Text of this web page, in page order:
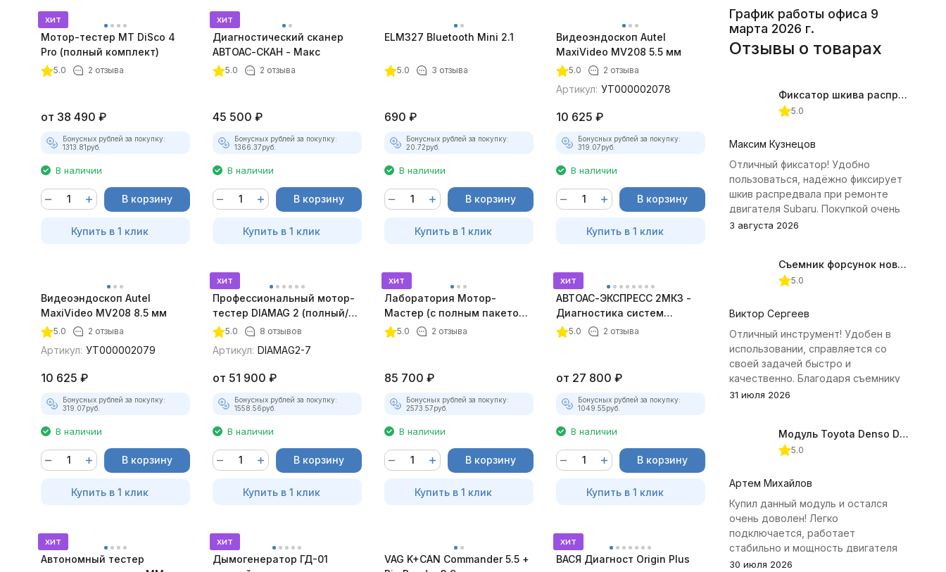
покупателей
хит
Мотор-тестер MT DiSco 4
Pro (полный комплект)
5.0 2 отзыва
от 38 490 ₽
Бонусных рублей за покупку:
1313.81руб.
В наличии
В корзину
Купить в 1 клик
хит
Диагностический сканер
АВТОАС-СКАН - Макс
5.0 2 отзыва
45 500 ₽
Бонусных рублей за покупку:
1366.37руб.
В наличии
В корзину
Купить в 1 клик
ELM327 Bluetooth Mini 2.1
5.0 3 отзыва
690 ₽
Бонусных рублей за покупку:
20.72руб.
В наличии
В корзину
Купить в 1 клик
Видеоэндоскоп Autel
MaxiVideo MV208 5.5 мм
5.0 2 отзыва
Артикул: УТ000002078
10 625 ₽
Бонусных рублей за покупку:
319.07руб.
В наличии
В корзину
Купить в 1 клик
Видеоэндоскоп Autel
MaxiVideo MV208 8.5 мм
5.0 2 отзыва
Артикул: УТ000002079
10 625 ₽
Бонусных рублей за покупку:
319.07руб.
В наличии
В корзину
Купить в 1 клик
хит
Профессиональный мотор-
тестер DIAMAG 2 (полный/
максимальный комплект)
5.0 8 отзывов
Артикул: DIAMAG2-7
от 51 900 ₽
Бонусных рублей за покупку:
1558.56руб.
В наличии
В корзину
Купить в 1 клик
хит
Лаборатория Мотор-
Мастер (с полным пакетом
лицензий)
5.0 2 отзыва
85 700 ₽
Бонусных рублей за покупку:
2573.57руб.
В наличии
В корзину
Купить в 1 клик
хит
АВТОАС-ЭКСПРЕСС 2МК3 -
Диагностика систем
зажигания
5.0 2 отзыва
от 27 800 ₽
Бонусных рублей за покупку:
1049.55руб.
В наличии
В корзину
Купить в 1 клик
хит
Автономный тестер
хит
Дымогенератор ГД-01
VAG K+CAN Commander 5.5 +
хит
ВАСЯ Диагност Origin Plus
График работы офиса 9
марта 2026 г.
Отзывы о товарах
Фиксатор шкива распредвала (Subaru) JTC-4409
5.0
Максим Кузнецов
Отличный фиксатор! Удобно
пользоваться, надёжно фиксирует
шкив распредвала при ремонте
двигателя Subaru. Покупкой очень
доволен.
3 августа 2026
Съемник форсунок новых дизельных двигателей Jonnesway
5.0
Виктор Сергеев
Отличный инструмент! Удобен в
использовании, справляется со
своей задачей быстро и
качественно. Благодаря съемнику
удалось избежать лишних хлопот с
31 июля 2026
Модуль Toyota Denso Diesel 2.8D для ChipTuningPRO
5.0
Артем Михайлов
Купил данный модуль и остался
очень доволен! Легко
подключается, работает
стабильно и мощность двигателя
заметно увеличилась. Рекомендую
30 июля 2026